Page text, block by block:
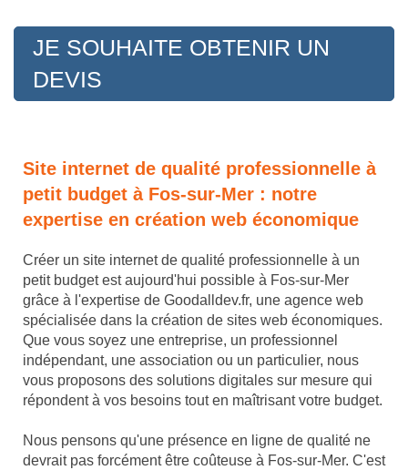
JE SOUHAITE OBTENIR UN
DEVIS
Site internet de qualité professionnelle à
petit budget à Fos-sur-Mer : notre
expertise en création web économique
Créer un site internet de qualité professionnelle à un
petit budget est aujourd'hui possible à Fos-sur-Mer
grâce à l'expertise de Goodalldev.fr, une agence web
spécialisée dans la création de sites web économiques.
Que vous soyez une entreprise, un professionnel
indépendant, une association ou un particulier, nous
vous proposons des solutions digitales sur mesure qui
répondent à vos besoins tout en maîtrisant votre budget.
Nous pensons qu'une présence en ligne de qualité ne
devrait pas forcément être coûteuse à Fos-sur-Mer. C'est